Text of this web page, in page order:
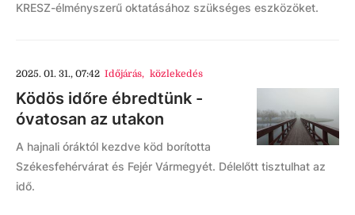
KRESZ-élményszerű oktatásához szükséges eszközöket.
2025. 01. 31., 07:42 Időjárás, közlekedés
Ködös időre ébredtünk -
óvatosan az utakon
A hajnali óráktól kezdve köd borította
Székesfehérvárat és Fejér Vármegyét. Délelőtt tisztulhat az
idő.